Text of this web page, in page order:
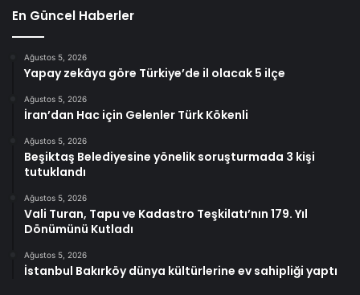
En Güncel Haberler
Ağustos 5, 2026
Yapay zekâya göre Türkiye’de il olacak 5 ilçe
Ağustos 5, 2026
İran’dan Hac için Gelenler Türk Kökenli
Ağustos 5, 2026
Beşiktaş Belediyesine yönelik soruşturmada 3 kişi
tutuklandı
Ağustos 5, 2026
Vali Turan, Tapu ve Kadastro Teşkilatı’nın 179. Yıl
Dönümünü Kutladı
Ağustos 5, 2026
İstanbul Bakırköy dünya kültürlerine ev sahipliği yaptı